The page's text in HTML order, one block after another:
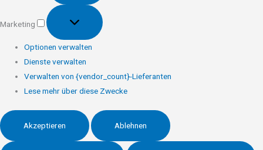
Marketing
Marketing
Optionen verwalten
Dienste verwalten
Verwalten von {vendor_count}-Lieferanten
Lese mehr über diese Zwecke
Akzeptieren Ablehnen